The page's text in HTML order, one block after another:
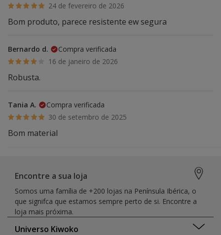
24 de fevereiro de 2026
Bom produto, parece resistente ew segura
Bernardo d.
Compra verificada
16 de janeiro de 2026
Robusta.
Tania A.
Compra verificada
30 de setembro de 2025
Bom material
Encontre a sua loja
Somos uma família de +200 lojas na Península Ibérica, o
que signifca que estamos sempre perto de si. Encontre a
loja mais próxima.
Universo Kiwoko